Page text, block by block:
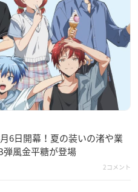
6日開幕！夏の装いの渚や業
弾風金平糖が登場
2コメント